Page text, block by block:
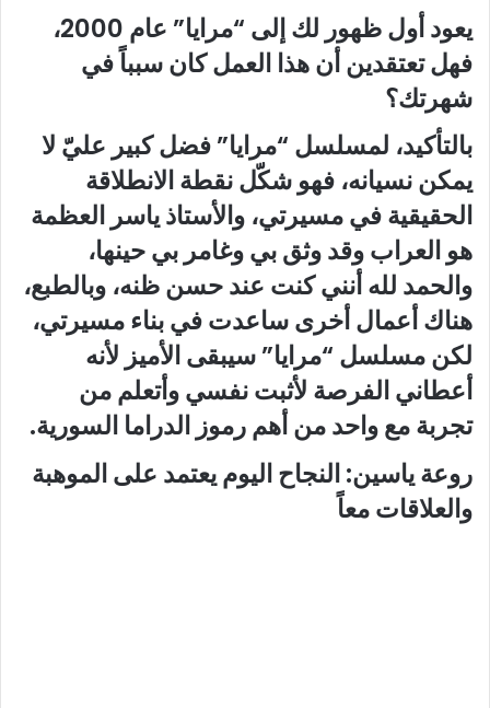
يعود أول ظهور لك إلى “مرايا” عام 2000،
فهل تعتقدين أن هذا العمل كان سبباً في
شهرتك؟
بالتأكيد، لمسلسل “مرايا” فضل كبير عليّ لا
يمكن نسيانه، فهو شكّل نقطة الانطلاقة
الحقيقية في مسيرتي، والأستاذ ياسر العظمة
هو العراب وقد وثق بي وغامر بي حينها،
والحمد لله أنني كنت عند حسن ظنه، وبالطبع،
هناك أعمال أخرى ساعدت في بناء مسيرتي،
لكن مسلسل “مرايا” سيبقى الأميز لأنه
أعطاني الفرصة لأثبت نفسي وأتعلم من
تجربة مع واحد من أهم رموز الدراما السورية.
روعة ياسين: النجاح اليوم يعتمد على الموهبة
والعلاقات معاً